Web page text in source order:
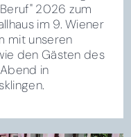
2026 zum
im 9. Wiener
mit unseren
den Gästen des
in